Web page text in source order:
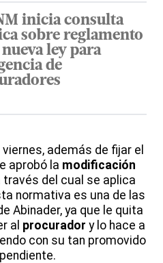
inicia consulta
sobre reglamento
ley para
de
además de fijar el
aprobó la modificación
través del cual se aplica
normativa es una de las
Abinader, ya que le quita
al procurador y lo hace a
con su tan promovido